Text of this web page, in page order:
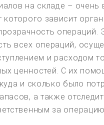
на складе – очень
которого зависит
операций.
всех операций,
и расходом
ценностей. С их
и сколько было
а также
за операцию.